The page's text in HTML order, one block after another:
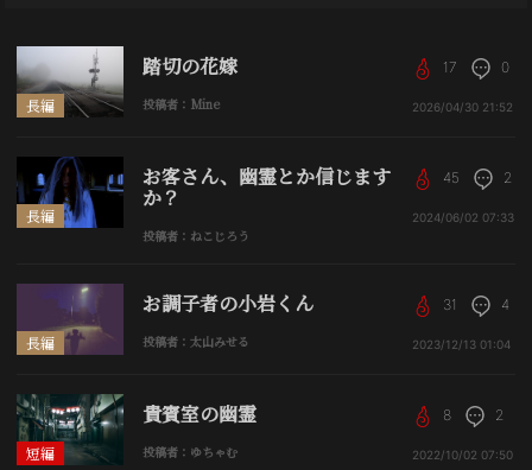
長編
踏切の花嫁
投稿者：Mine
17 0
2026/04/30 21:52
長編
お客さん、幽霊とか信じます
か？
投稿者：ねこじろう
45 2
2024/06/02 07:33
長編
お調子者の小岩くん
投稿者：太山みせる
31 4
2023/12/13 01:04
短編
貴賓室の幽霊
投稿者：ゆちゃむ
8 2
2022/10/02 07:50